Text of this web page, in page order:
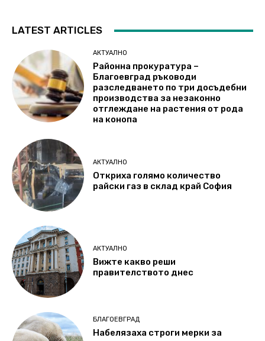
LATEST ARTICLES
АКТУАЛНО
Районна прокуратура –
Благоевград ръководи
разследването по три досъдебни
производства за незаконно
отглеждане на растения от рода
на конопа
АКТУАЛНО
Откриха голямо количество
райски газ в склад край София
АКТУАЛНО
Вижте какво реши
правителството днес
БЛАГОЕВГРАД
Набелязаха строги мерки за